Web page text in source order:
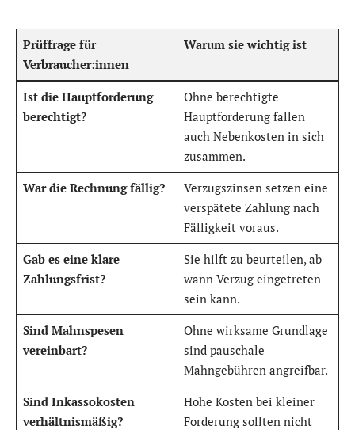
Prüffrage für
Verbraucher:innen
Warum sie wichtig ist
Ist die Hauptforderung
berechtigt?
Ohne berechtigte
Hauptforderung fallen
auch Nebenkosten in sich
zusammen.
War die Rechnung fällig?
Verzugszinsen setzen eine
verspätete Zahlung nach
Fälligkeit voraus.
Gab es eine klare
Zahlungsfrist?
Sie hilft zu beurteilen, ab
wann Verzug eingetreten
sein kann.
Sind Mahnspesen
vereinbart?
Ohne wirksame Grundlage
sind pauschale
Mahngebühren angreifbar.
Sind Inkassokosten
verhältnismäßig?
Hohe Kosten bei kleiner
Forderung sollten nicht